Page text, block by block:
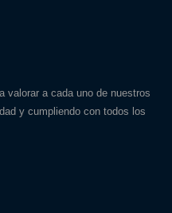
valorar a cada uno de nuestros
y cumpliendo con todos los